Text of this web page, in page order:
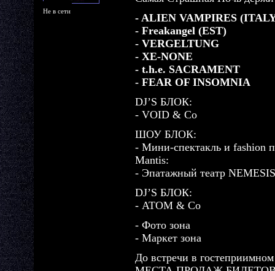
Не в сети
- ALIEN VAMPIRES
- Freakangel (EST)
- VERGELTUNG
- XE-NONE
- t.h.e. SACRAMENT
- FEAR OF INSOMNIA
DJ’S БЛОК:
- VOID & Co
ШОУ БЛОК:
- Мини-спектакль и fashion
Mantis:
- Эпатажный театр
DJ’S БЛОК:
- ATOM & Co
- Фото зона
- Маркет зона
До встречи в